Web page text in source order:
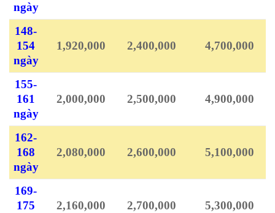
ngày
148-
154
ngày
1,920,000 2,400,000 4,700,000
155-
161
ngày
2,000,000 2,500,000 4,900,000
162-
168
ngày
2,080,000 2,600,000 5,100,000
169-
175
2,160,000 2,700,000 5,300,000